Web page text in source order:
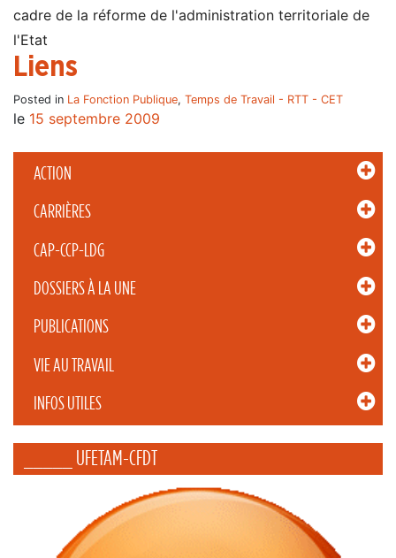
ACTION
CARRIÈRES
CAP-CCP-LDG
DOSSIERS À LA UNE
PUBLICATIONS
VIE AU TRAVAIL
INFOS UTILES
_____ UFETAM-CFDT
cadre de la réforme de l'administration territoriale de
l'Etat
Liens
Posted in La Fonction Publique, Temps de Travail - RTT - CET
le 15 septembre 2009